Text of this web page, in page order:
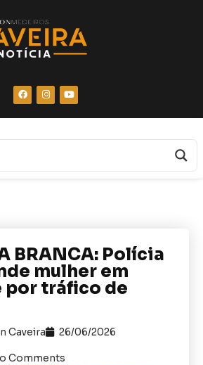
BRANCA: Polícia
mulher em
por tráfico de
Caveira 26/06/2026
Comments